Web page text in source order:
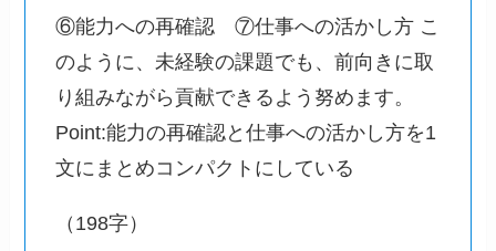
⑥能力への再確認 ⑦仕事への活かし方 こ
のように、未経験の課題でも、前向きに取
り組みながら貢献できるよう努めます。
Point:能力の再確認と仕事への活かし方を1
文にまとめコンパクトにしている
（198字）